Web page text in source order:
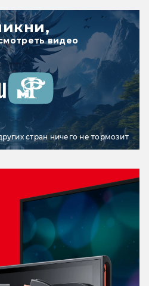
видео
стран ничего не тормозит